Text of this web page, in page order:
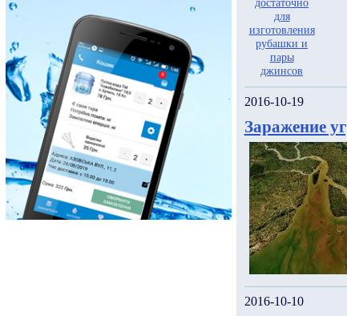
2016-10-19
Заражение
2016-10-10